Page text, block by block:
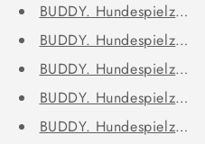
Clickert...
Einhand-...
Apportier- u...
Sta...
– Clicker...
BUDDY.
BUDDY.
BUDDY.
BUDDY.
BUDDY.